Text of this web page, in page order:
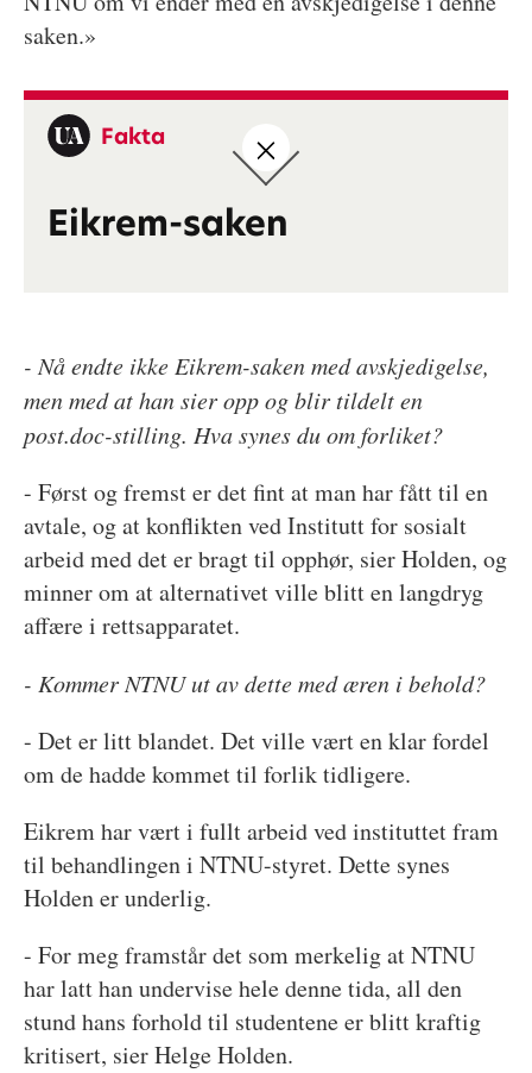
saken.»
Fakta
Eikrem-saken
- Nå endte ikke Eikrem-saken med avskjedigelse,
men med at han sier opp og blir tildelt en
post.doc-stilling. Hva synes du om forliket?
- Først og fremst er det fint at man har fått til en
avtale, og at konflikten ved Institutt for sosialt
arbeid med det er bragt til opphør, sier Holden, og
minner om at alternativet ville blitt en langdryg
affære i rettsapparatet.
- Kommer NTNU ut av dette med æren i behold?
- Det er litt blandet. Det ville vært en klar fordel
om de hadde kommet til forlik tidligere.
Eikrem har vært i fullt arbeid ved instituttet fram
til behandlingen i NTNU-styret. Dette synes
Holden er underlig.
- For meg framstår det som merkelig at NTNU
har latt han undervise hele denne tida, all den
stund hans forhold til studentene er blitt kraftig
kritisert, sier Helge Holden.